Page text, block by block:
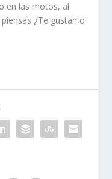
en las motos, al
¿Te gustan o